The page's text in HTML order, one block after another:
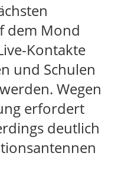
dem Mond
Kontakte
und Schulen
Wegen
erfordert
deutlich